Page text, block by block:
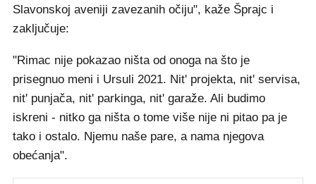
Slavonskoj aveniji zavezanih očiju", kaže Šprajc i
zaključuje:
"Rimac nije pokazao ništa od onoga na što je
prisegnuo meni i Ursuli 2021. Nit' projekta, nit' servisa,
nit' punjača, nit' parkinga, nit' garaže. Ali budimo
iskreni - nitko ga ništa o tome više nije ni pitao pa je
tako i ostalo. Njemu naše pare, a nama njegova
obećanja".